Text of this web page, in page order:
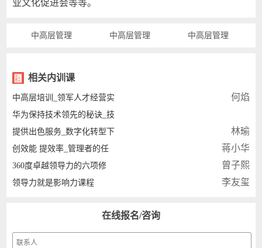
业文化促进会等等。
中高层管理 中高层管理 中高层管理
相关内训课
中高层培训_领军人才经营实 何焰
华为保持技术领先的秘诀_技
提供出色服务_数字化转型下
林瑜
创效能 提效率_管理者的任 蒋小华
360度卓越领导力的六项修 曾子熙
领导力就是影响力课程 李友玺
在线报名/咨询